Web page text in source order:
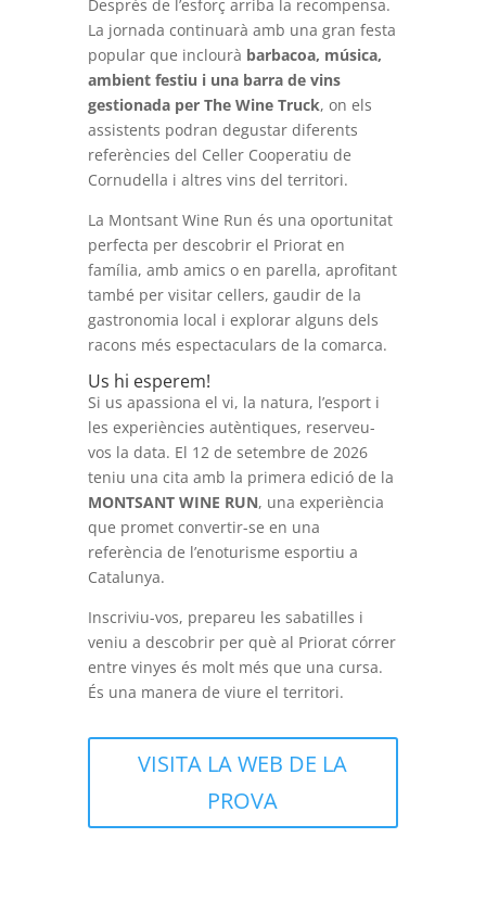
Després de l’esforç arriba la recompensa.
La jornada continuarà amb una gran festa
popular que inclourà barbacoa, música,
ambient festiu i una barra de vins
gestionada per The Wine Truck, on els
assistents podran degustar diferents
referències del Celler Cooperatiu de
Cornudella i altres vins del territori.
La Montsant Wine Run és una oportunitat
perfecta per descobrir el Priorat en
família, amb amics o en parella, aprofitant
també per visitar cellers, gaudir de la
gastronomia local i explorar alguns dels
racons més espectaculars de la comarca.
Us hi esperem!
Si us apassiona el vi, la natura, l’esport i
les experiències autèntiques, reserveu-
vos la data. El 12 de setembre de 2026
teniu una cita amb la primera edició de la
MONTSANT WINE RUN, una experiència
que promet convertir-se en una
referència de l’enoturisme esportiu a
Catalunya.
Inscriviu-vos, prepareu les sabatilles i
veniu a descobrir per què al Priorat córrer
entre vinyes és molt més que una cursa.
És una manera de viure el territori.
VISITA LA WEB DE LA
PROVA